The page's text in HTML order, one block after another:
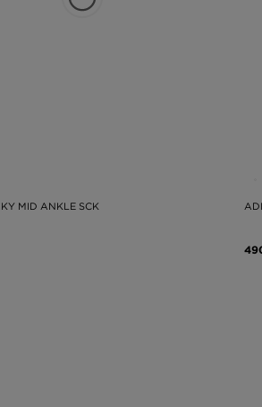
MID ANKLE SCK